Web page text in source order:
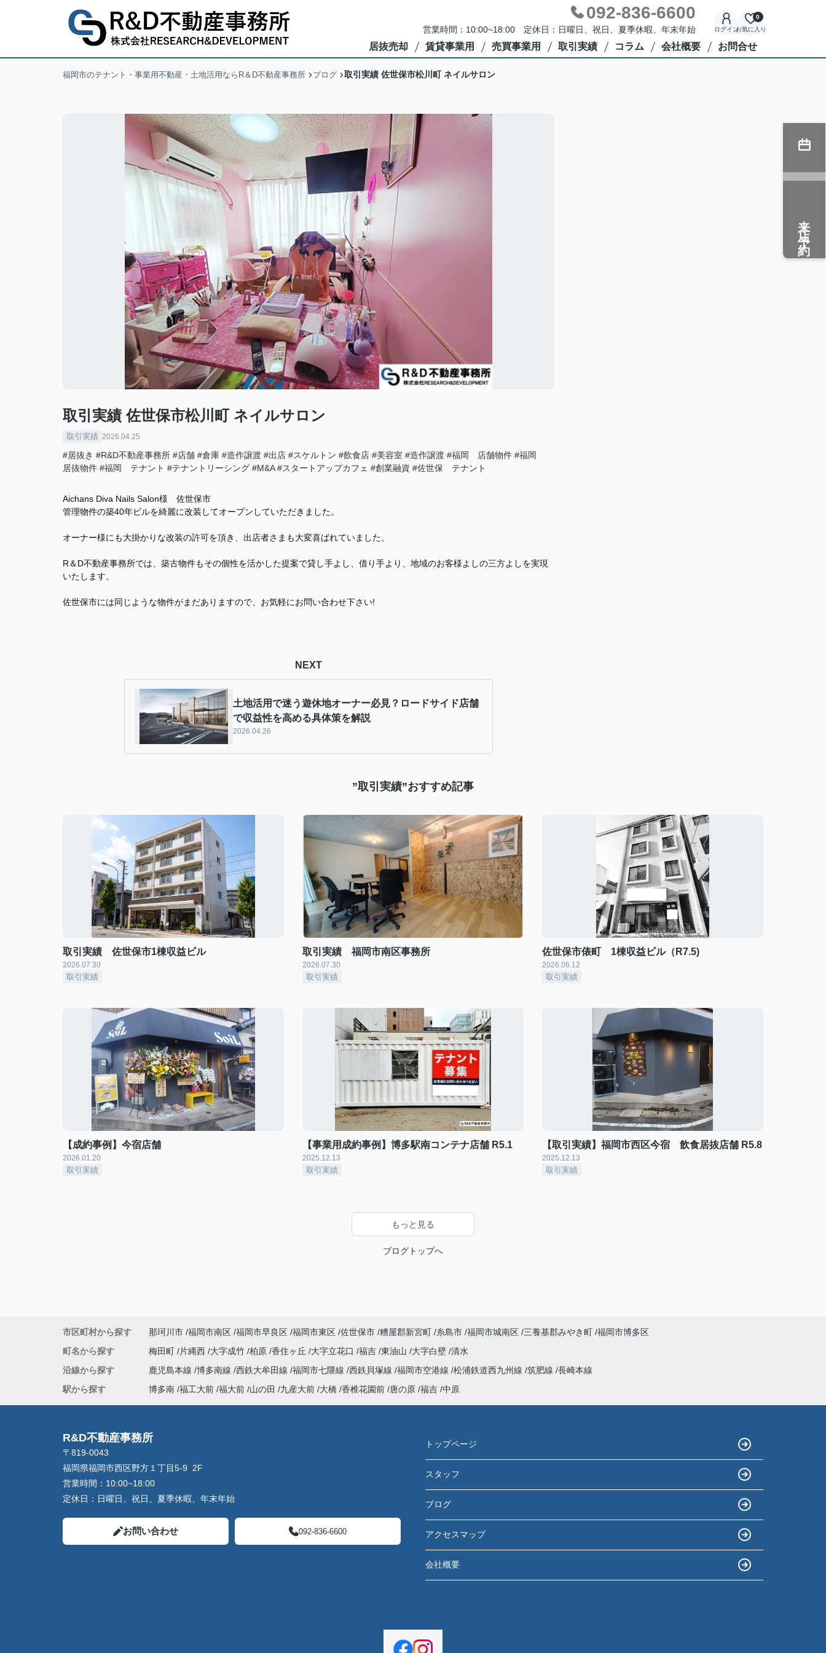
092-836-6600
営業時間：10:00~18:00 定休日：日曜日、祝日、夏季休暇、年末年始 ログインお気に入り
0
居抜売却 賃貸事業用 売買事業用 取引実績 コラム 会社概要 お問合せ
福岡市のテナント・事業用不動産・土地活用ならR＆D不動産事務所 ブログ 取引実績 佐世保市松川町 ネイルサロン
取引実績 佐世保市松川町 ネイルサロン
取引実績 2026.04.25
#居抜き #R&D不動産事務所 #店舗 #倉庫 #造作譲渡 #出店 #スケルトン #飲食店 #美容室 #造作譲渡 #福岡 店舗物件 #福岡
居抜物件 #福岡 テナント #テナントリーシング #M&A #スタートアップカフェ #創業融資 #佐世保 テナント
Aichans Diva Nails Salon様 佐世保市
管理物件の築40年ビルを綺麗に改装してオープンしていただきました。
オーナー様にも大掛かりな改装の許可を頂き、出店者さまも大変喜ばれていました。
R＆D不動産事務所では、築古物件もその個性を活かした提案で貸し手よし、借り手より、地域のお客様よしの三方よしを実現
いたします。
佐世保市には同じような物件がまだありますので、お気軽にお問い合わせ下さい!
NEXT
土地活用で迷う遊休地オーナー必見？ロードサイド店舗
で収益性を高める具体策を解説
2026.04.26
”取引実績”おすすめ記事
取引実績 佐世保市1棟収益ビル
2026.07.30
取引実績
取引実績 福岡市南区事務所
2026.07.30
取引実績
佐世保市俵町 1棟収益ビル（R7.5)
2026.06.12
取引実績
【成約事例】今宿店舗
2026.01.20
取引実績
【事業用成約事例】博多駅南コンテナ店舗 R5.1
2025.12.13
取引実績
【取引実績】福岡市西区今宿 飲食居抜店舗 R5.8
2025.12.13
取引実績
もっと見る
ブログトップへ
来店予約
市区町村から探す 那珂川市 福岡市南区 福岡市早良区 福岡市東区 佐世保市 糟屋郡新宮町 糸島市 福岡市城南区 三養基郡みやき町 福岡市博多区
町名から探す
梅田町 片縄西 大字成竹 柏原 香住ヶ丘 大字立花口 福吉 東油山 大字白壁 清水
沿線から探す
鹿児島本線 博多南線 西鉄大牟田線 福岡市七隈線 西鉄貝塚線 福岡市空港線 松浦鉄道西九州線 筑肥線 長崎本線
駅から探す
博多南 福工大前 福大前 山の田 九産大前 大橋 香椎花園前 唐の原 福吉 中原
R&D不動産事務所
〒819-0043
福岡県福岡市西区野方１丁目5-9 2F
営業時間： 10:00~18:00
定休日： 日曜日、祝日、夏季休暇、年末年始
お問い合わせ 092-836-6600
トップページ
スタッフ
ブログ
アクセスマップ
会社概要